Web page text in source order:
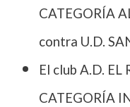
CATEGORÍA
contra U.D.
El club A.D. EL
CATEGORÍA